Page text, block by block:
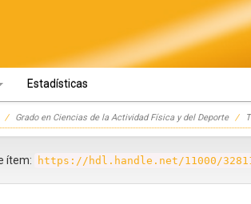
Estadísticas
Grado en Ciencias de la Actividad Física y del Deporte
ítem: https://hdl.handle.net/11000/